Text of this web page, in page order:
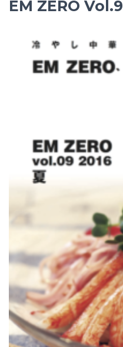
EM ZERO Vol.9